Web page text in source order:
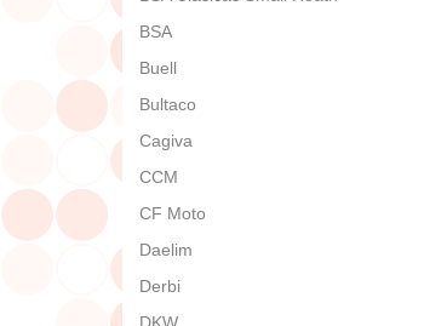
BSA
Buell
Bultaco
Cagiva
CCM
CF Moto
Daelim
Derbi
DKW